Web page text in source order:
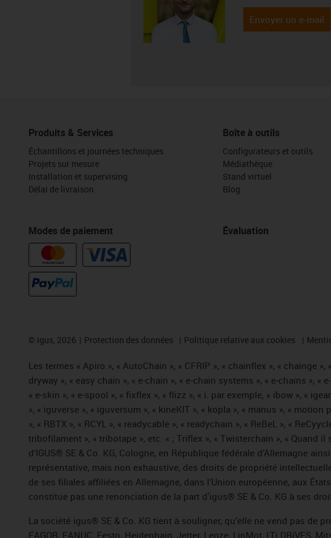
Envoyer un e-mail
Produits & Services
Échantillons et journées techniques
Projets sur mesure
Installation et supervising
Délai de livraison
Modes de paiement
Boîte à outils
Configurateurs et outils
Médiathèque
Stand virtuel
Blog
Évaluation
© igus, 2026 Protection des données Politique relative aux cookies
Les termes « Apiro », « AutoChain », « CFRIP », « chainflex », « chainge
dryway », « easy chain », « e-chain », « e-chain systems », « e-chains »,
« e-skin », « e-spool », « fixflex », « flizz », « i. par exemple, « ibow », «
», « iguverse », « iguversum », « kineKIT », « kopla », « manus », «
», « RBTX », « RCYL », « readycable », « readychain », « ReBeL », «
tribofilament », « tribotape », etc. « ; Triflex », « Twisterchain », « Quand il
d’IGUS® SE & Co. KG, Cologne, en République fédérale d’Allemagne
représentative, mais non exhaustive, des droits de propriété
de ses filiales affiliées en Allemagne, dans l’Union européenne, aux
constitue pas une renonciation de la part d'igus® SE & Co. KG à ses
La société igus® SE & Co. KG tient à souligner, qu’elle ne vend pas de
FAGOR, FANUC, Festo, Heidenhain, Jetter, Lenze, LinMot, LTi DRiVES,